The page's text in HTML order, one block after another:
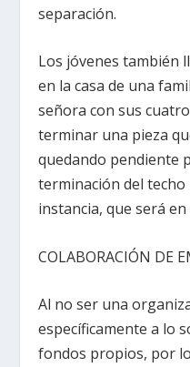
separación.
Los jóvenes también
en la casa de una
señora con sus
terminar una pieza
quedando pendiente
terminación del
instancia, que será
COLABORACIÓN DE
Al no ser una
específicamente a lo
fondos propios, por